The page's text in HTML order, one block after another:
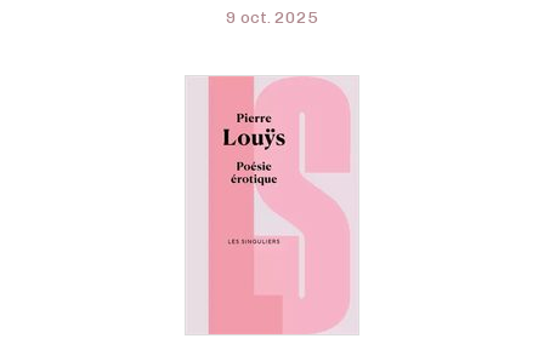
9 oct. 2025